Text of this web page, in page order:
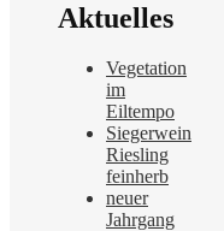
Aktuelles
Vegetation
im
Eiltempo
Siegerwein
Riesling
feinherb
neuer
Jahrgang